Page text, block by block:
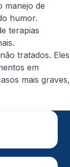
manejo de
humor.
terapias
tratados. Eles
em
mais graves,